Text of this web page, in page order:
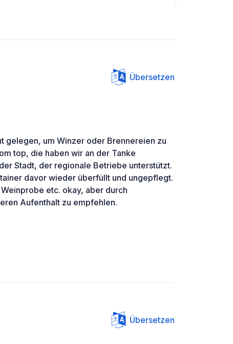
Übersetzen
gelegen, um Winzer oder Brennereien zu
top, die haben wir an der Tanke
Stadt, der regionale Betriebe unterstützt.
davor wieder überfüllt und ungepflegt.
etc. okay, aber durch
Aufenthalt zu empfehlen.
Übersetzen